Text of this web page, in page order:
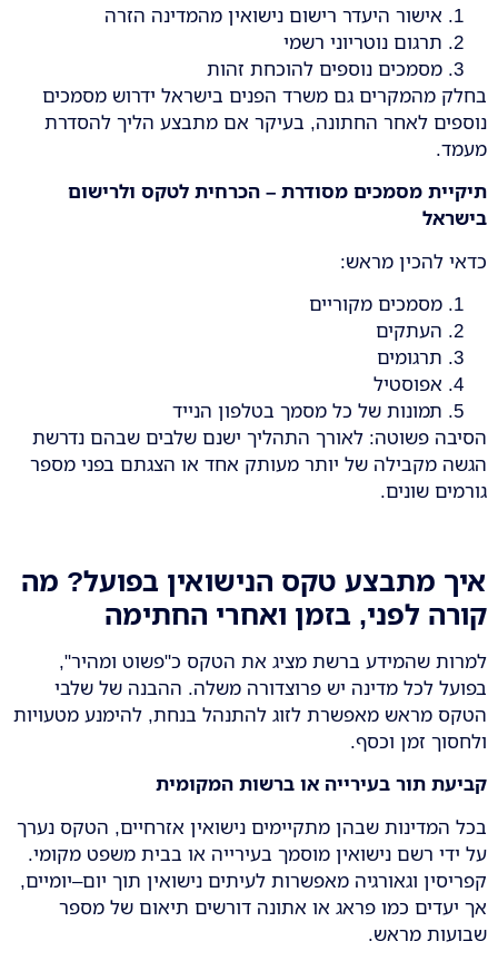
אישור היעדר רישום נישואין מהמדינה הזרה
תרגום נוטריוני רשמי
מסמכים נוספים להוכחת זהות
בחלק מהמקרים גם משרד הפנים בישראל ידרוש מסמכים
נוספים לאחר החתונה, בעיקר אם מתבצע הליך להסדרת
מעמד.
תיקיית מסמכים מסודרת – הכרחית לטקס ולרישום
בישראל
כדאי להכין מראש:
מסמכים מקוריים
העתקים
תרגומים
אפוסטיל
תמונות של כל מסמך בטלפון הנייד
הסיבה פשוטה: לאורך התהליך ישנם שלבים שבהם נדרשת
הגשה מקבילה של יותר מעותק אחד או הצגתם בפני מספר
גורמים שונים.
איך מתבצע טקס הנישואין בפועל? מה
קורה לפני, בזמן ואחרי החתימה
למרות שהמידע ברשת מציג את הטקס כ"פשוט ומהיר",
בפועל לכל מדינה יש פרוצדורה משלה. ההבנה של שלבי
הטקס מראש מאפשרת לזוג להתנהל בנחת, להימנע מטעויות
ולחסוך זמן וכסף.
קביעת תור בעירייה או ברשות המקומית
בכל המדינות שבהן מתקיימים נישואין אזרחיים, הטקס נערך
על ידי רשם נישואין מוסמך בעירייה או בבית משפט מקומי.
קפריסין וגאורגיה מאפשרות לעיתים נישואין תוך יום–יומיים,
אך יעדים כמו פראג או אתונה דורשים תיאום של מספר
שבועות מראש.